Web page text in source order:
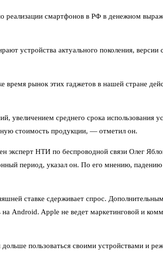
реализации смартфонов в РФ в денежном
устройства актуального поколения,
рынок этих гаджетов в нашей стране
среднего срока использования
стоимость продукции, — отметил он.
эксперт НТИ по беспроводной связи Олег
период, указал он. По его мнению, падению
ставке сдерживает спрос.
Android. Apple не ведет маркетинговой и
пользоваться своими устройствами и